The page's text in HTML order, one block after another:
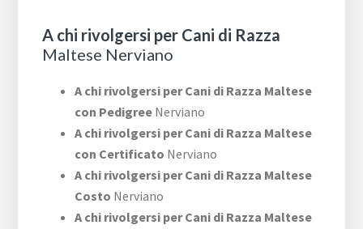
A chi rivolgersi per Cani di Razza
Maltese Nerviano
A chi rivolgersi per Cani di Razza Maltese
con Pedigree Nerviano
A chi rivolgersi per Cani di Razza Maltese
con Certificato Nerviano
A chi rivolgersi per Cani di Razza Maltese
Costo Nerviano
A chi rivolgersi per Cani di Razza Maltese